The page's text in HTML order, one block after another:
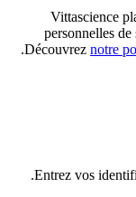
Vittascience
personnelles
Découvrez notre
.
Entrez vos